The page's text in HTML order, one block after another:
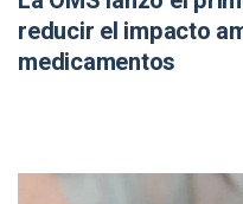
reducir el impacto
medicamentos